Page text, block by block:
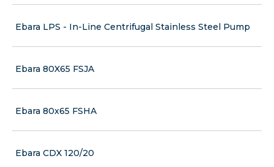
Ebara LPS - In-Line Centrifugal Stainless Steel Pump
Ebara 80X65 FSJA
Ebara 80x65 FSHA
Ebara CDX 120/20